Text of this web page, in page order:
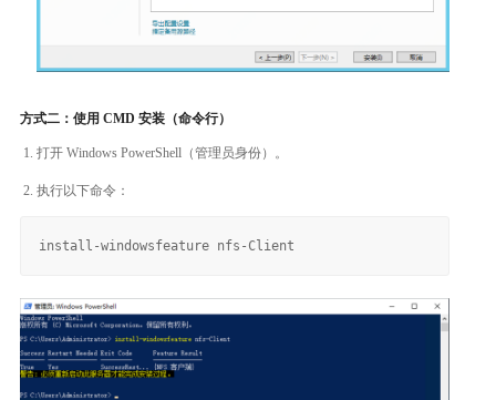
方式二：使用 CMD 安装（命令行）
打开 Windows PowerShell（管理员身份）。
执行以下命令：